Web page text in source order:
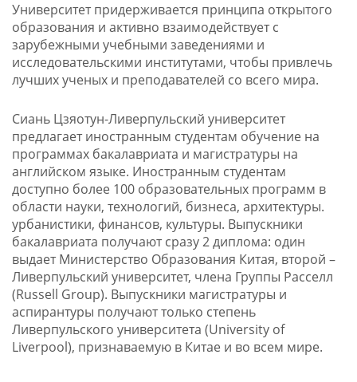
Университет придерживается принципа открытого
образования и активно взаимодействует с
зарубежными учебными заведениями и
исследовательскими институтами, чтобы привлечь
лучших ученых и преподавателей со всего мира.
Сиань Цзяотун-Ливерпульский университет
предлагает иностранным студентам обучение на
программах бакалавриата и магистратуры на
английском языке. Иностранным студентам
доступно более 100 образовательных программ в
области науки, технологий, бизнеса, архитектуры.
урбанистики, финансов, культуры. Выпускники
бакалавриата получают сразу 2 диплома: один
выдает Министерство Образования Китая, второй –
Ливерпульский университет, члена Группы Расселл
(Russell Group). Выпускники магистратуры и
аспирантуры получают только степень
Ливерпульского университета (University of
Liverpool), признаваемую в Китае и во всем мире.